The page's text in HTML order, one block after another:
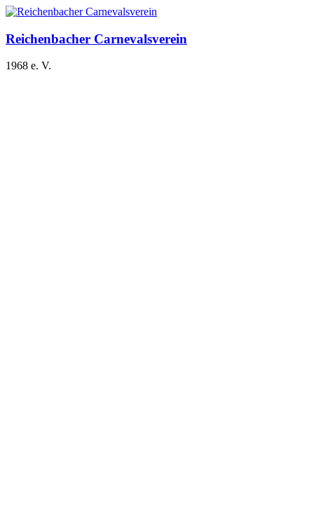
Zum
springen
Reichenbacher Carnevalsverein
1968 e. V.